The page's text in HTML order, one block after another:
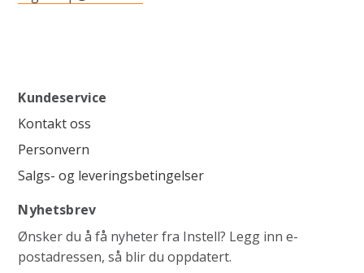
Kundeservice
Kontakt oss
Personvern
Salgs- og leveringsbetingelser
Nyhetsbrev
Ønsker du å få nyheter fra Instell? Legg inn e-
postadressen, så blir du oppdatert.